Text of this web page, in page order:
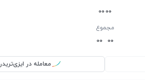
0
0
0
0
مجموع
0
0
0
0
معامله در ایزی‌تریدر